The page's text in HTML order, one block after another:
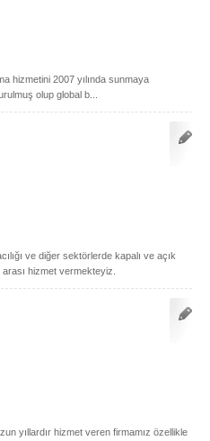
hizmetini 2007 yılında sunmaya
olup global b...
ve diğer sektörlerde kapalı ve açık
hizmet vermekteyiz.
yıllardır hizmet veren firmamız özellikle